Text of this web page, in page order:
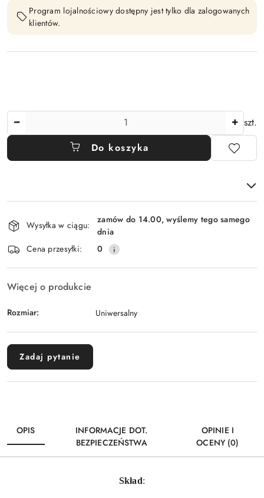
Program lojalnościowy dostępny jest tylko dla zalogowanych
klientów.
szt.
Do koszyka
Dostępność
i
dostawa
Wysyłka w ciągu:
zamów do 14.00, wyślemy tego samego
dnia
Cena przesyłki:
0
Więcej o produkcie
Rozmiar: Uniwersalny
Zadaj pytanie
OPIS
INFORMACJE DOT.
BEZPIECZEŃSTWA
OPINIE I
OCENY (0)
Skład: